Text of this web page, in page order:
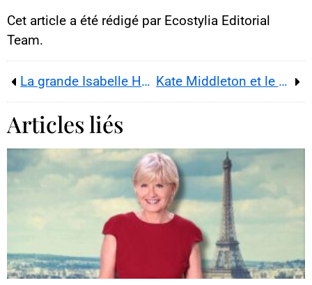
Cet article a été rédigé par Ecostylia Editorial
Team.
La grande Isabelle Huppert perd un petit-fils Kate Middleton et le prince William : oui, ils sortent en secret
Articles liés